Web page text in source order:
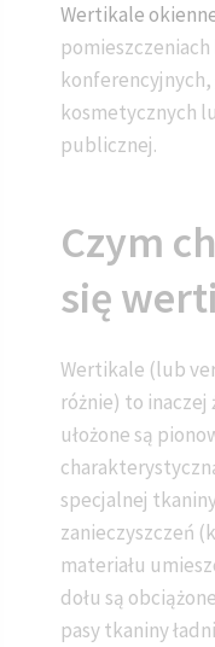
Wertikale
kosmetycznych
publicznej.
Czym
się
Wertikale (lub
różnie) to
ułożone są
specjalnej
zanieczyszczeń
materiału
dołu są
pasy tkaniny